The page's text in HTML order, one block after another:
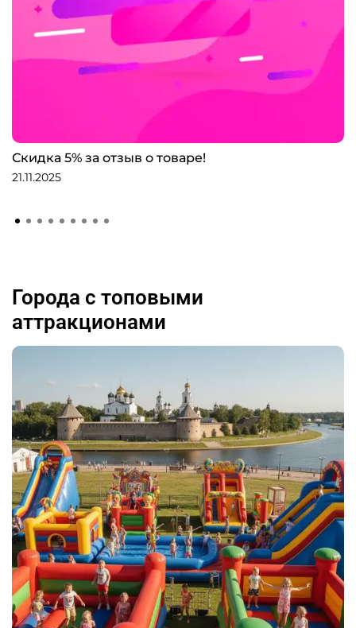
Скидка 5% за отзыв о товаре!
21.11.2025
Города с топовыми
аттракционами